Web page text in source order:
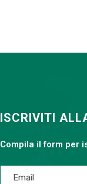
ISCRIVITI
Compila il form per